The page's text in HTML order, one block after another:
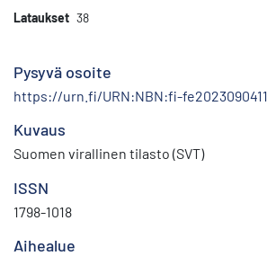
Lataukset 38
Pysyvä osoite
https://urn.fi/URN:NBN:fi-
Kuvaus
Suomen virallinen tilasto (SVT)
ISSN
1798-1018
Aihealue